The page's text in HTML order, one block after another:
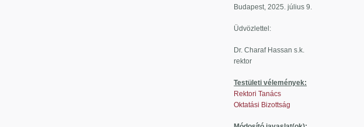
Budapest, 2025. július 9.
Üdvözlettel:
Dr. Charaf Hassan s.k.
rektor
Testületi vélemények:
Rektori Tanács
Oktatási Bizottság